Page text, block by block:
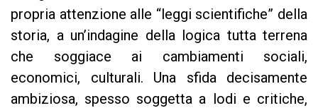
propria attenzione alle “leggi scientifiche” della
storia, a un’indagine della logica tutta terrena
che soggiace ai cambiamenti sociali,
economici, culturali. Una sfida decisamente
ambiziosa, spesso soggetta a lodi e critiche,